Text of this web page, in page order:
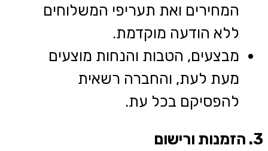
המחירים ואת תעריפי המשלוחים
ללא הודעה מוקדמת.
מבצעים, הטבות והנחות מוצעים
מעת לעת, והחברה רשאית
להפסיקם בכל עת.
3. הזמנות ורישום